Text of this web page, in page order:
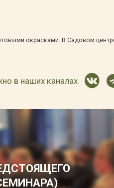
окрасками. В Садовом
в наших каналах